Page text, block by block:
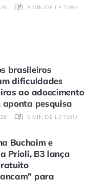
3 MIN DE LEITURA
brasileiros
dificuldades
ao adoecimento
aponta pesquisa
5 MIN DE LEITURA
Buchaim e
Prioli, B3 lança
para